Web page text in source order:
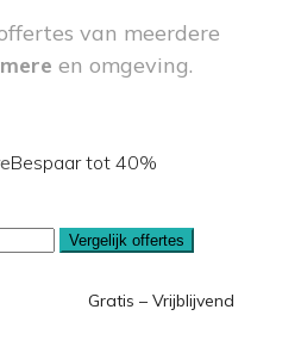
van meerdere
en omgeving.
Bespaar tot 40%
Vergelijk offertes
Gratis – Vrijblijvend